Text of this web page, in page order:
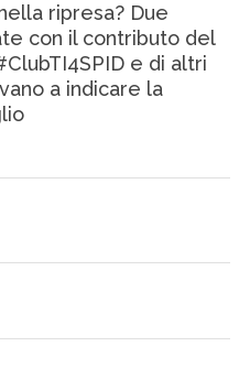
ripresa? Due
con il contributo del
e di altri
a indicare la